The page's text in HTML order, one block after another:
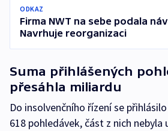
ODKAZ
Firma NWT na sebe podala
Navrhuje reorganizaci
Suma přihlášených
přesáhla miliardu
Do insolvenčního řízení se
618 pohledávek, část z nich nebyla